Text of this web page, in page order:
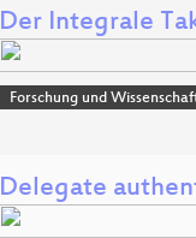
Der Integrale
Forschung und
Delegate